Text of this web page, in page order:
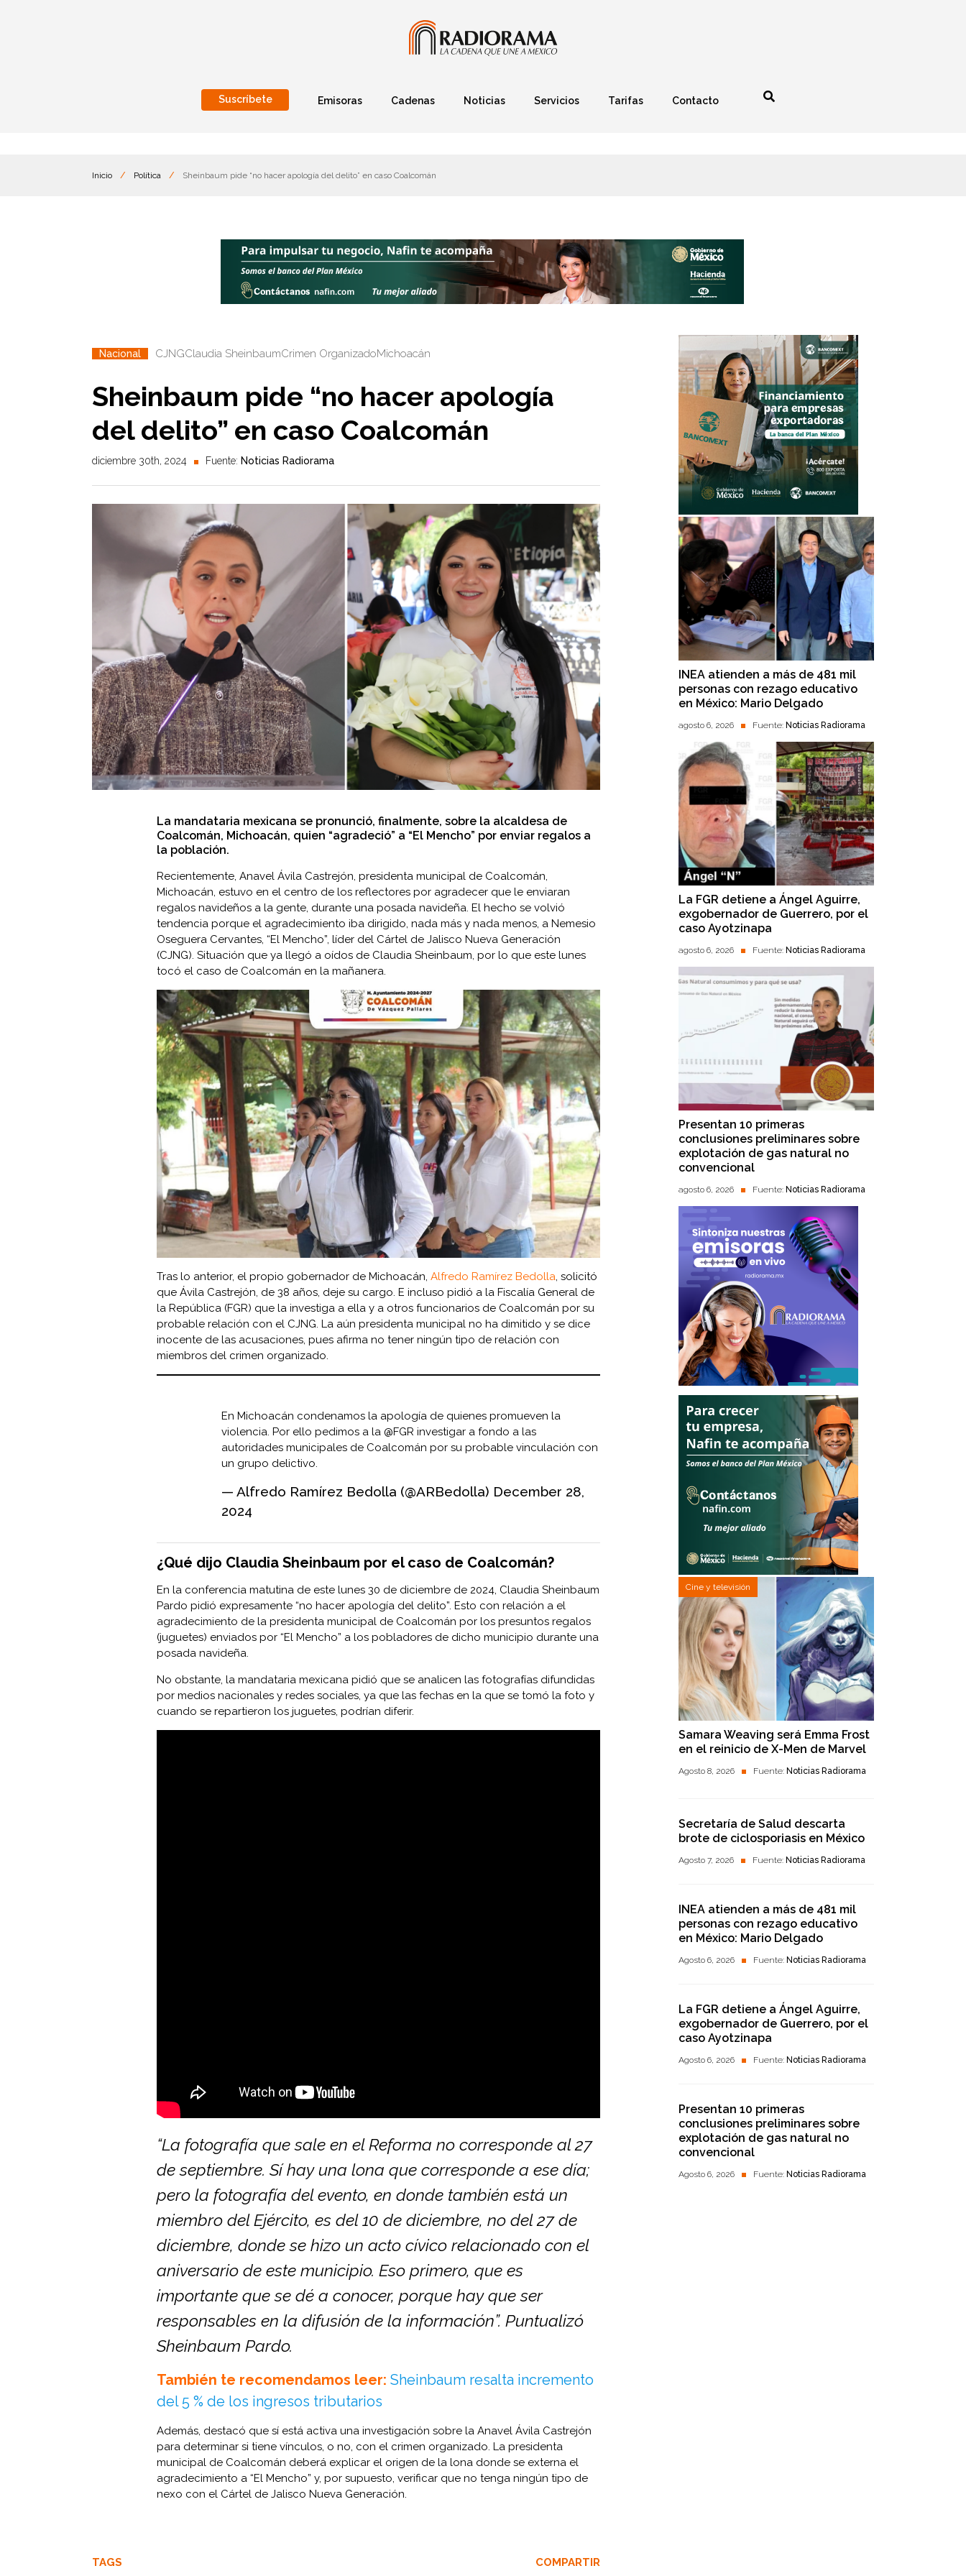
Suscríbete Emisoras Cadenas Noticias Servicios Tarifas Contacto
Inicio / Política / Sheinbaum pide “no hacer apología del delito” en caso Coalcomán
Nacional CJNGClaudia SheinbaumCrimen OrganizadoMichoacán
Sheinbaum pide “no hacer apología
del delito” en caso Coalcomán
diciembre 30th, 2024 Fuente: Noticias Radiorama
La mandataria mexicana se pronunció, finalmente, sobre la alcaldesa de
Coalcomán, Michoacán, quien “agradeció” a “El Mencho” por enviar regalos a
la población.
Recientemente, Anavel Ávila Castrejón, presidenta municipal de Coalcomán,
Michoacán, estuvo en el centro de los reflectores por agradecer que le enviaran
regalos navideños a la gente, durante una posada navideña. El hecho se volvió
tendencia porque el agradecimiento iba dirigido, nada más y nada menos, a Nemesio
Oseguera Cervantes, “El Mencho”, líder del Cártel de Jalisco Nueva Generación
(CJNG). Situación que ya llegó a oídos de Claudia Sheinbaum, por lo que este lunes
tocó el caso de Coalcomán en la mañanera.
Tras lo anterior, el propio gobernador de Michoacán, Alfredo Ramírez Bedolla, solicitó
que Ávila Castrejón, de 38 años, deje su cargo. E incluso pidió a la Fiscalía General de
la República (FGR) que la investiga a ella y a otros funcionarios de Coalcomán por su
probable relación con el CJNG. La aún presidenta municipal no ha dimitido y se dice
inocente de las acusaciones, pues afirma no tener ningún tipo de relación con
miembros del crimen organizado.
En Michoacán condenamos la apología de quienes promueven la
violencia. Por ello pedimos a la @FGR investigar a fondo a las
autoridades municipales de Coalcomán por su probable vinculación con
un grupo delictivo.
— Alfredo Ramírez Bedolla (@ARBedolla) December 28,
2024
¿Qué dijo Claudia Sheinbaum por el caso de Coalcomán?
En la conferencia matutina de este lunes 30 de diciembre de 2024, Claudia Sheinbaum
Pardo pidió expresamente “no hacer apología del delito”. Esto con relación a el
agradecimiento de la presidenta municipal de Coalcomán por los presuntos regalos
(juguetes) enviados por “El Mencho” a los pobladores de dicho municipio durante una
posada navideña.
No obstante, la mandataria mexicana pidió que se analicen las fotografías difundidas
por medios nacionales y redes sociales, ya que las fechas en la que se tomó la foto y
cuando se repartieron los juguetes, podrían diferir.
“La fotografía que sale en el Reforma no corresponde al 27
de septiembre. Sí hay una lona que corresponde a ese día;
pero la fotografía del evento, en donde también está un
miembro del Ejército, es del 10 de diciembre, no del 27 de
diciembre, donde se hizo un acto cívico relacionado con el
aniversario de este municipio. Eso primero, que es
importante que se dé a conocer, porque hay que ser
responsables en la difusión de la información”. Puntualizó
Sheinbaum Pardo.
También te recomendamos leer: Sheinbaum resalta incremento
del 5 % de los ingresos tributarios
Además, destacó que sí está activa una investigación sobre la Anavel Ávila Castrejón
para determinar si tiene vínculos, o no, con el crimen organizado. La presidenta
municipal de Coalcomán deberá explicar el origen de la lona donde se externa el
agradecimiento a “El Mencho” y, por supuesto, verificar que no tenga ningún tipo de
nexo con el Cártel de Jalisco Nueva Generación.
TAGS COMPARTIR
INEA atienden a más de 481 mil
personas con rezago educativo
en México: Mario Delgado
agosto 6, 2026 Fuente: Noticias Radiorama
La FGR detiene a Ángel Aguirre,
exgobernador de Guerrero, por el
caso Ayotzinapa
agosto 6, 2026 Fuente: Noticias Radiorama
Presentan 10 primeras
conclusiones preliminares sobre
explotación de gas natural no
convencional
agosto 6, 2026 Fuente: Noticias Radiorama
Cine y televisión
Samara Weaving será Emma Frost
en el reinicio de X-Men de Marvel
Agosto 8, 2026 Fuente: Noticias Radiorama
Secretaría de Salud descarta
brote de ciclosporiasis en México
Agosto 7, 2026 Fuente: Noticias Radiorama
INEA atienden a más de 481 mil
personas con rezago educativo
en México: Mario Delgado
Agosto 6, 2026 Fuente: Noticias Radiorama
La FGR detiene a Ángel Aguirre,
exgobernador de Guerrero, por el
caso Ayotzinapa
Agosto 6, 2026 Fuente: Noticias Radiorama
Presentan 10 primeras
conclusiones preliminares sobre
explotación de gas natural no
convencional
Agosto 6, 2026 Fuente: Noticias Radiorama